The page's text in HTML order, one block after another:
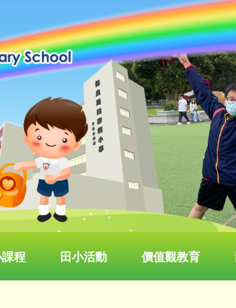
課程 田小活動 價值觀教育